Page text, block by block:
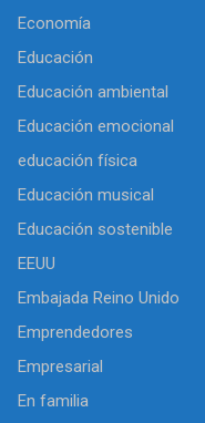
Economía
Educación
Educación ambiental
Educación emocional
educación física
Educación musical
Educación sostenible
EEUU
Embajada Reino Unido
Emprendedores
Empresarial
En familia